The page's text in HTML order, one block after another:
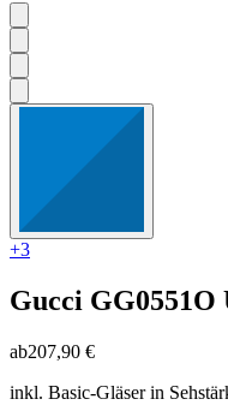
+3
Gucci
ab207,90 €
inkl. Basic-Gläser in